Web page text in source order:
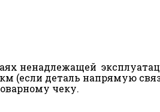
ненадлежащей
(если деталь напрямую
чеку.